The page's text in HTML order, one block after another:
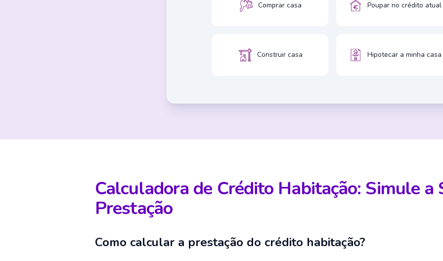
Comprar casa Poupar no crédito atual
Construir casa Hipotecar a minha casa
Calculadora de Crédito Habitação: Simule a
Prestação
Como calcular a prestação do crédito habitação?